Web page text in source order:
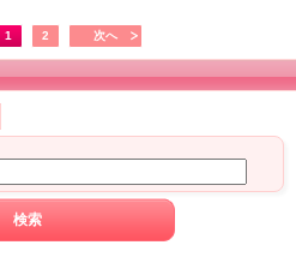
1 2 次へ